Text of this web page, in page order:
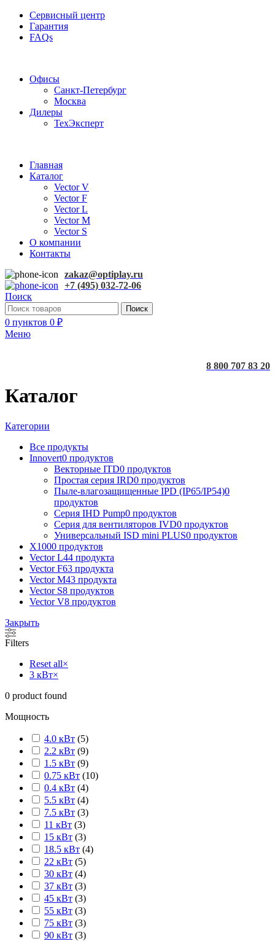
Сервисный центр
Гарантия
FAQs
Офисы
Санкт-Петербург
Москва
Дилеры
ТехЭксперт
Главная
Каталог
Vector V
Vector F
Vector L
Vector M
Vector S
О компании
Контакты
zakaz@optiplay.ru
+7 (495) 032-72-06
Поиск
Поиск
0 пунктов 0 ₽
Меню
8 800 707 83 20
Каталог
Категории
Все продукты
Innovert0 продуктов
Векторные ITD0 продуктов
Простая серия IRD0 продуктов
Пыле-влагозащищенные IPD (IP65/IP54)0
продуктов
Серия IHD Pump0 продуктов
Серия для вентиляторов IVD0 продуктов
Универсальный ISD mini PLUS0 продуктов
X1000 продуктов
Vector L44 продукта
Vector F63 продукта
Vector M43 продукта
Vector S8 продуктов
Vector V8 продуктов
Закрыть
Filters
Reset all×
3 кВт×
0 product found
Мощность
4.0 кВт (5)
2.2 кВт (9)
1.5 кВт (9)
0.75 кВт (10)
0.4 кВт (4)
5.5 кВт (4)
7.5 кВт (3)
11 кВт (3)
15 кВт (3)
18.5 кВт (4)
22 кВт (5)
30 кВт (4)
37 кВт (3)
45 кВт (3)
55 кВт (3)
75 кВт (3)
90 кВт (3)